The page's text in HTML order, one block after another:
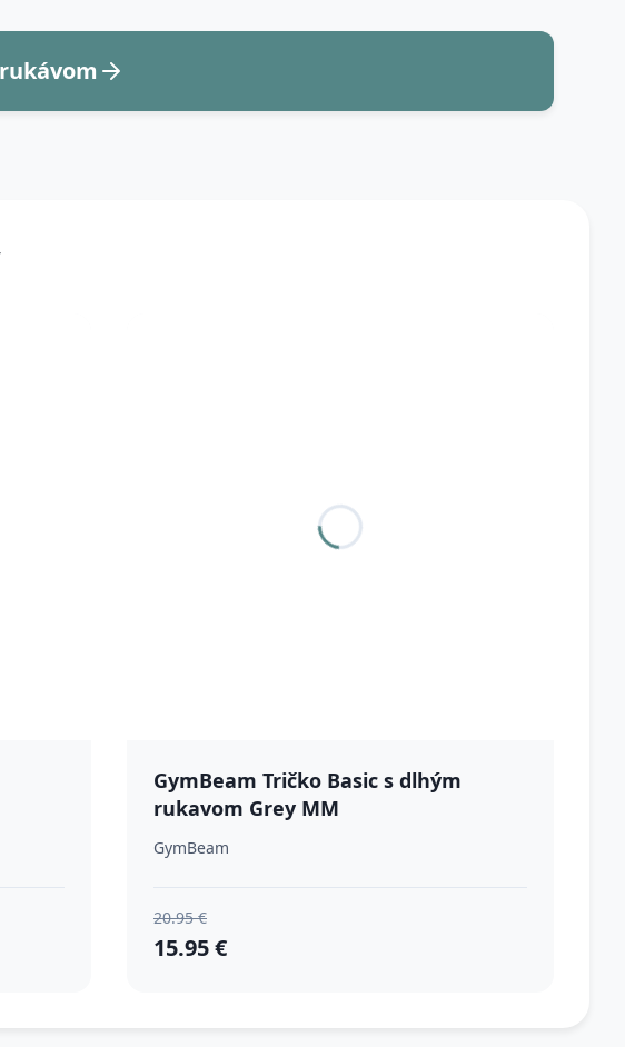
GymBeam Tričko Basic s dlhým
rukavom Grey MM
GymBeam
20.95 €
15.95 €